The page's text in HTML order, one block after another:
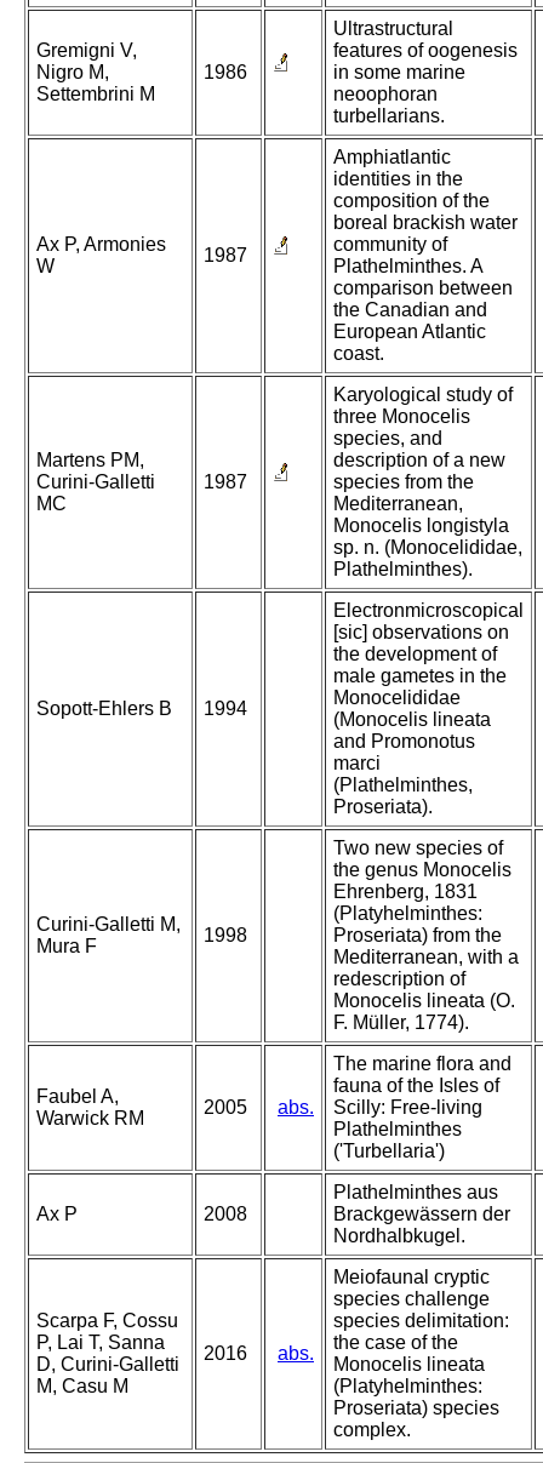
Gremigni V,
Nigro M,
Settembrini M
1986
Ultrastructural
features of oogenesis
in some marine
neoophoran
turbellarians.
Ax P, Armonies
W
1987
Amphiatlantic
identities in the
composition of the
boreal brackish water
community of
Plathelminthes. A
comparison between
the Canadian and
European Atlantic
coast.
Martens PM,
Curini-Galletti
MC
1987
Karyological study of
three Monocelis
species, and
description of a new
species from the
Mediterranean,
Monocelis longistyla
sp. n. (Monocelididae,
Plathelminthes).
Sopott-Ehlers B 1994
Electronmicroscopical
[sic] observations on
the development of
male gametes in the
Monocelididae
(Monocelis lineata
and Promonotus
marci
(Plathelminthes,
Proseriata).
Curini-Galletti M,
Mura F
1998
Two new species of
the genus Monocelis
Ehrenberg, 1831
(Platyhelminthes:
Proseriata) from the
Mediterranean, with a
redescription of
Monocelis lineata (O.
F. Müller, 1774).
Faubel A,
Warwick RM
2005 abs.
The marine flora and
fauna of the Isles of
Scilly: Free-living
Plathelminthes
('Turbellaria')
Ax P 2008
Plathelminthes aus
Brackgewässern der
Nordhalbkugel.
Scarpa F, Cossu
P, Lai T, Sanna
D, Curini-Galletti
M, Casu M
2016 abs.
Meiofaunal cryptic
species challenge
species delimitation:
the case of the
Monocelis lineata
(Platyhelminthes:
Proseriata) species
complex.